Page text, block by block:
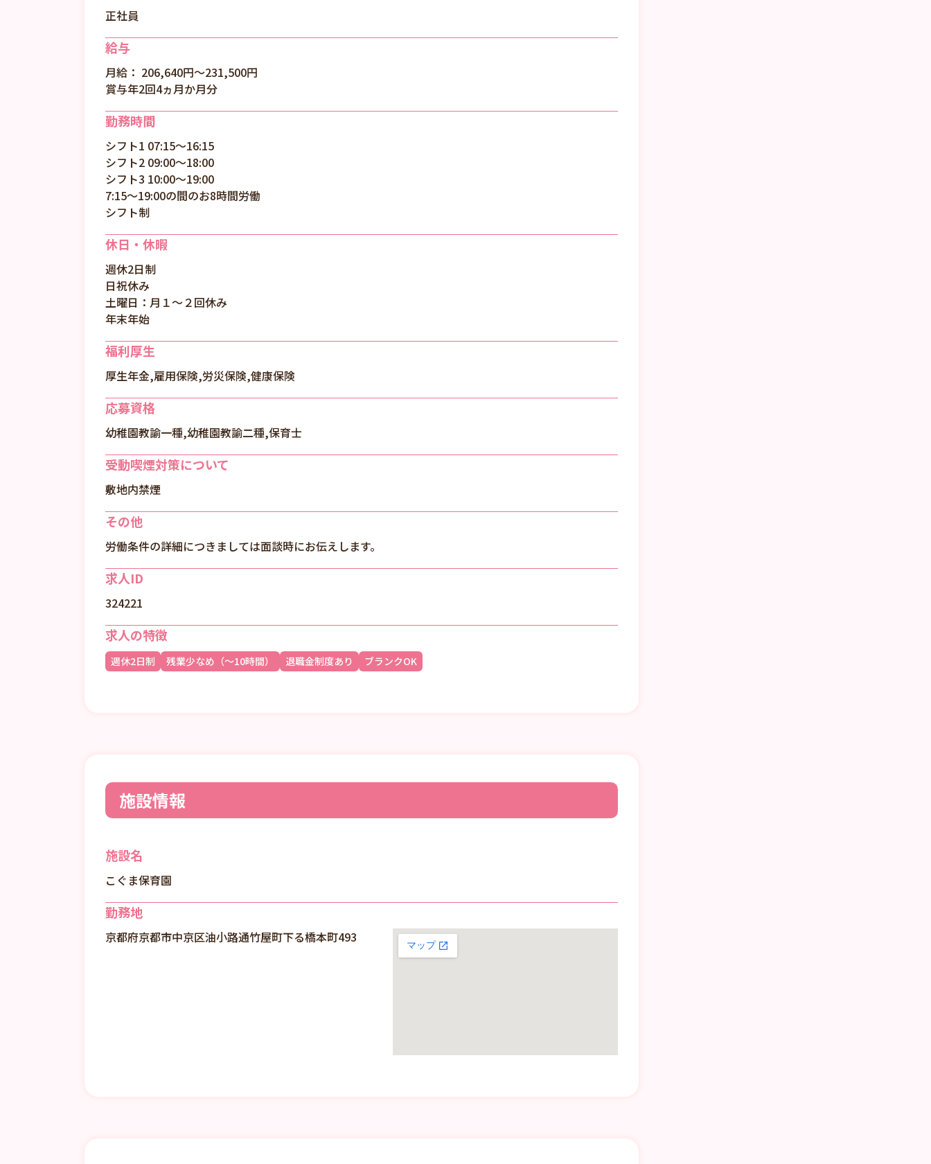
正社員
給与
月給： 206,640円〜231,500円
賞与年2回4ヵ月か月分
勤務時間
シフト1 07:15～16:15
シフト2 09:00～18:00
シフト3 10:00～19:00
7:15～19:00の間のお8時間労働
シフト制
休日・休暇
週休2日制
日祝休み
土曜日：月１～２回休み
年末年始
福利厚生
厚生年金,雇用保険,労災保険,健康保険
応募資格
幼稚園教諭一種,幼稚園教諭二種,保育士
受動喫煙対策について
敷地内禁煙
その他
労働条件の詳細につきましては面談時にお伝えします。
求人ID
324221
求人の特徴
週休2日制 残業少なめ（～10時間） 退職金制度あり ブランクOK
施設情報
施設名
こぐま保育園
勤務地
京都府京都市中京区油小路通竹屋町下る橋本町493